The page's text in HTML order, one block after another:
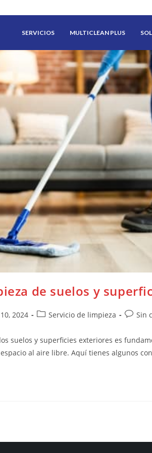
SERVICIOS MULTICLEAN PLUS
de suelos y
2024 Servicio de limpieza Sin
suelos y superficies exteriores es
al aire libre. Aquí tienes algunos